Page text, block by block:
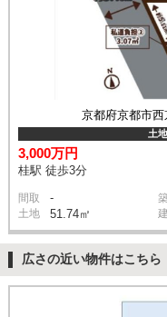
京都府京都市
土
3,000万円
桂駅 徒歩3分
間取 -
土地 51.74㎡
広さの近い物件はこちら